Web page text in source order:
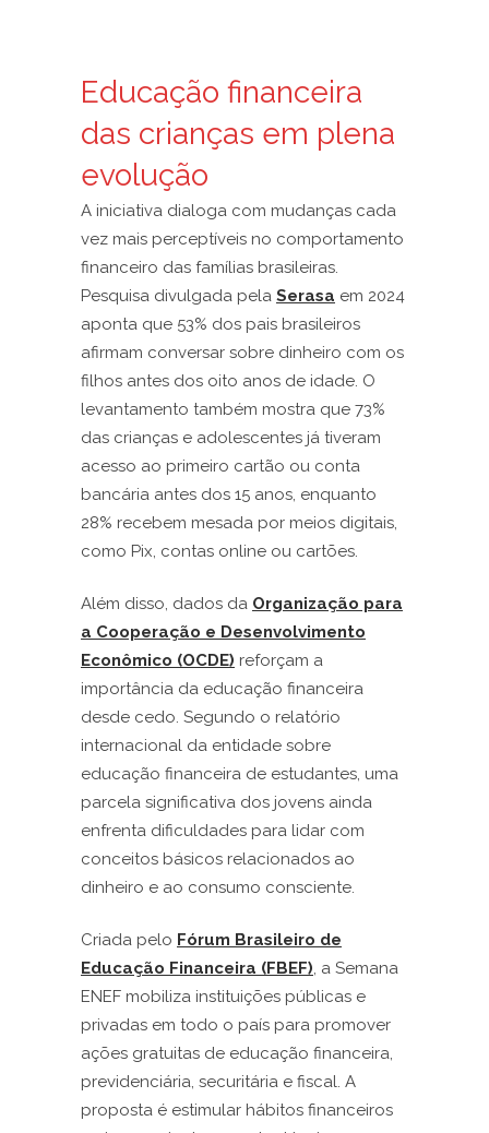
Educação financeira
das crianças em plena
evolução
A iniciativa dialoga com mudanças cada
vez mais perceptíveis no comportamento
financeiro das famílias brasileiras.
Pesquisa divulgada pela Serasa em 2024
aponta que 53% dos pais brasileiros
afirmam conversar sobre dinheiro com os
filhos antes dos oito anos de idade. O
levantamento também mostra que 73%
das crianças e adolescentes já tiveram
acesso ao primeiro cartão ou conta
bancária antes dos 15 anos, enquanto
28% recebem mesada por meios digitais,
como Pix, contas online ou cartões.
Além disso, dados da Organização para
a Cooperação e Desenvolvimento
Econômico (OCDE) reforçam a
importância da educação financeira
desde cedo. Segundo o relatório
internacional da entidade sobre
educação financeira de estudantes, uma
parcela significativa dos jovens ainda
enfrenta dificuldades para lidar com
conceitos básicos relacionados ao
dinheiro e ao consumo consciente.
Criada pelo Fórum Brasileiro de
Educação Financeira (FBEF), a Semana
ENEF mobiliza instituições públicas e
privadas em todo o país para promover
ações gratuitas de educação financeira,
previdenciária, securitária e fiscal. A
proposta é estimular hábitos financeiros